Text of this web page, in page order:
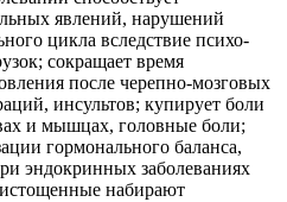
явлений, нарушений
цикла вследствие психо-
сокращает время
после черепно-мозговых
инсультов; купирует боли
и мышцах, головные боли;
гормонального баланса,
эндокринных заболеваниях
набирают